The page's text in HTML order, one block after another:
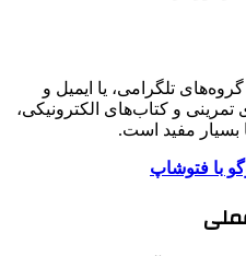
تلگرامی، یا ایمیل و
و کتاب‌های الکترونیکی،
بسیار مفید است.
با فتوشاپ